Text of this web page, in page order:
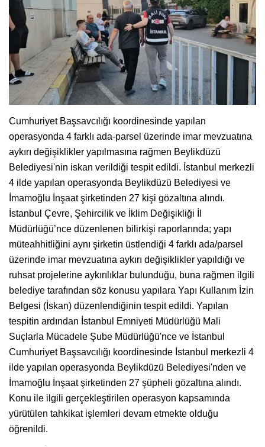
Cumhuriyet Başsavcılığı koordinesinde yapılan
operasyonda 4 farklı ada-parsel üzerinde imar mevzuatına
aykırı değişiklikler yapılmasına rağmen Beylikdüzü
Belediyesi'nin iskan verildiği tespit edildi. İstanbul merkezli
4 ilde yapılan operasyonda Beylikdüzü Belediyesi ve
İmamoğlu İnşaat şirketinden 27 kişi gözaltına alındı.
İstanbul Çevre, Şehircilik ve İklim Değişikliği İl
Müdürlüğü’nce düzenlenen bilirkişi raporlarında; yapı
müteahhitliğini aynı şirketin üstlendiği 4 farklı ada/parsel
üzerinde imar mevzuatına aykırı değişiklikler yapıldığı ve
ruhsat projelerine aykırılıklar bulunduğu, buna rağmen ilgili
belediye tarafından söz konusu yapılara Yapı Kullanım İzin
Belgesi (İskan) düzenlendiğinin tespit edildi. Yapılan
tespitin ardından İstanbul Emniyeti Müdürlüğü Mali
Suçlarla Mücadele Şube Müdürlüğü'nce ve İstanbul
Cumhuriyet Başsavcılığı koordinesinde İstanbul merkezli 4
ilde yapılan operasyonda Beylikdüzü Belediyesi'nden ve
İmamoğlu İnşaat şirketinden 27 şüpheli gözaltına alındı.
Konu ile ilgili gerçekleştirilen operasyon kapsamında
yürütülen tahkikat işlemleri devam etmekte olduğu
öğrenildi.